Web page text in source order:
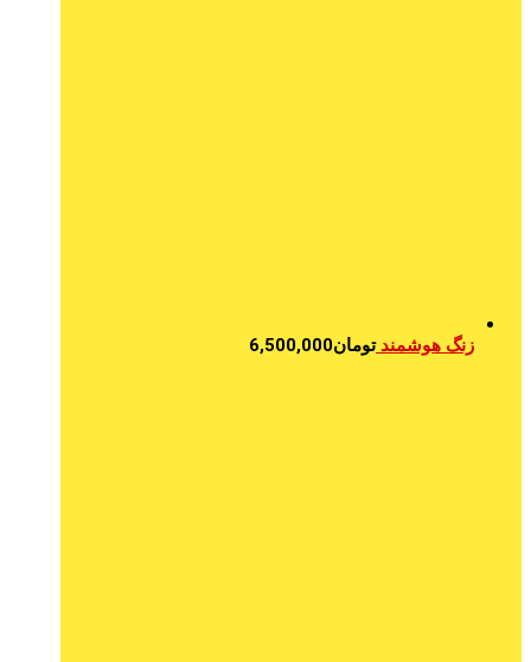
زنگ هوشمند تومان6,500,000